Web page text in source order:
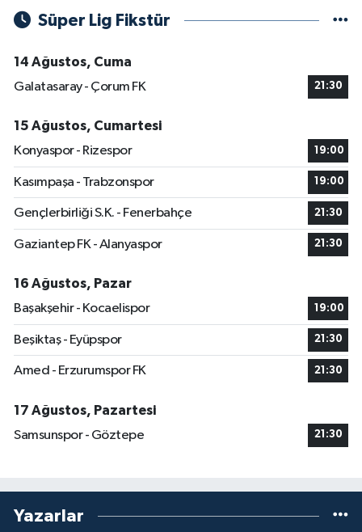
Süper Lig Fikstür
14 Ağustos, Cuma
Galatasaray - Çorum FK
21:30
15 Ağustos, Cumartesi
Konyaspor - Rizespor
19:00
Kasımpaşa - Trabzonspor 19:00
Gençlerbirliği S.K. - Fenerbahçe 21:30
Gaziantep FK - Alanyaspor 21:30
16 Ağustos, Pazar
Başakşehir - Kocaelispor
19:00
Beşiktaş - Eyüpspor 21:30
Amed - Erzurumspor FK 21:30
17 Ağustos, Pazartesi
Samsunspor - Göztepe
21:30
Yazarlar